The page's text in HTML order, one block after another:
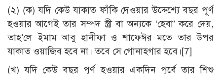
(২) (ক) যদি কেউ যাকাত ফাঁকি দেওয়ার উদ্দেশ্যে বছর পূর্ণ
হওয়ার আগেই তার সম্পদ স্ত্রী বা অন্যকে ‘হেবা’ করে দেয়,
তাহ’লে ইমাম আবু হানীফা ও শাফেঈর মতে তার উপর
যাকাত ওয়াজিব হবে না। তবে সে গোনাহগার হবে।[7]
(খ) যদি কেউ বছর পূর্ণ হওয়ার একদিন পূর্বে তার শিশু